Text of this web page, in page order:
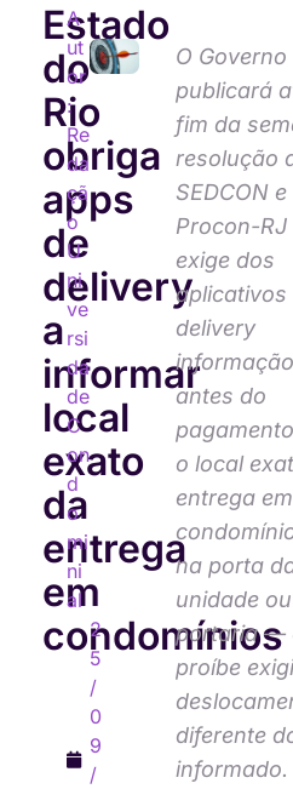
Estado
do
Rio
obriga
apps
de
delivery
a
informar
local
exato
da
entrega
em
condomínios
A
ut
or
:
Re
da
çã
o
U
ni
ve
rsi
da
de
C
on
d
o
mi
ni
al
2
5
/
0
9
/
O Governo
publicará
fim da
resolução
SEDCON e
Procon-RJ
exige dos
aplicativos
delivery
antes do
o local
entrega em
na porta
unidade
portaria —
proíbe
diferente
informado.